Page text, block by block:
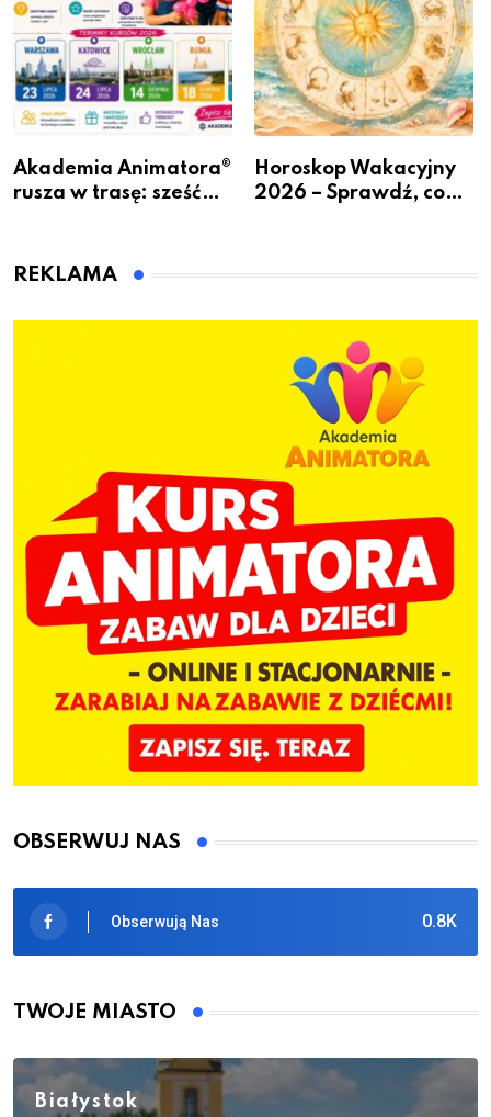
Akademia Animatora®
rusza w trasę: sześć
przed jesienią
Horoskop Wakacyjny
2026 – Sprawdź, co
REKLAMA
OBSERWUJ NAS
0.8K
Obserwują Nas
TWOJE MIASTO
Białystok